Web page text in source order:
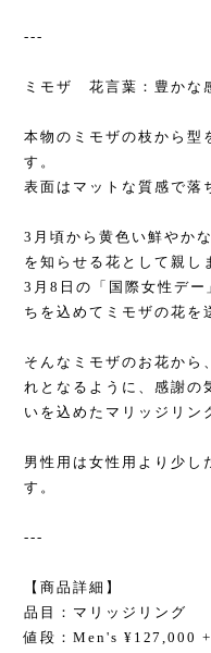
---
ミモザ 花言葉：豊かな
本物のミモザの枝から型
す。
表面はマットな質感で落
3月頃から黄色い鮮やか
を知らせる花として親し
3月8日の「国際女性デー
ちを込めてミモザの花を
そんなミモザのお花から
れとなるように、感謝の
いを込めたマリッジリン
男性用は女性用より少し
す。
---
【商品詳細】
品目：マリッジリング
値段：Men's ¥127,000